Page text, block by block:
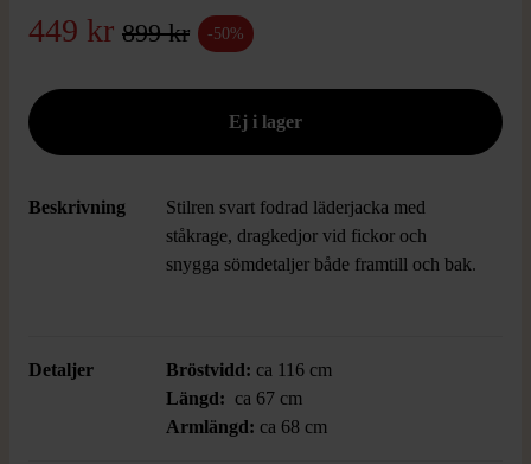
449 kr 899 kr -50%
Beskrivning
Stilren svart fodrad läderjacka med
ståkrage, dragkedjor vid fickor och
snygga sömdetaljer både framtill och bak.
Detaljer Bröstvidd: ca 116 cm
Längd: ca 67 cm
Armlängd: ca 68 cm